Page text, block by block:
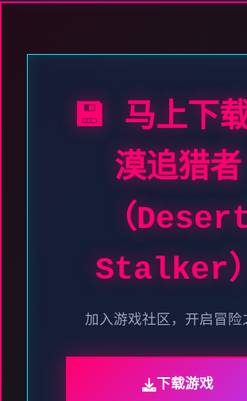
💾 马上下
漠追猎者
（
Stalker）
加入游戏社区，开启冒险
下载游戏